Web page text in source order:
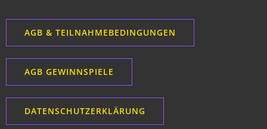
AGB & TEILNAHMEBEDINGUNGEN
AGB GEWINNSPIELE
DATENSCHUTZERKLÄRUNG